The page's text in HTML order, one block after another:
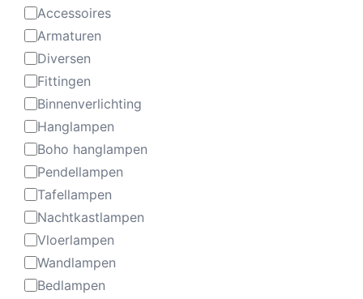
Accessoires
Armaturen
Diversen
Fittingen
Binnenverlichting
Hanglampen
Boho hanglampen
Pendellampen
Tafellampen
Nachtkastlampen
Vloerlampen
Wandlampen
Bedlampen